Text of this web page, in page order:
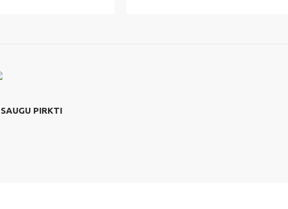
SAUGU PIRKTI